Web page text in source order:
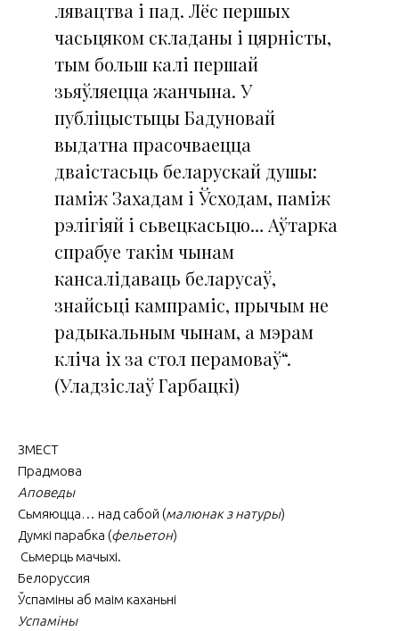
лявацтва і пад. Лёс першых
часьцяком складаны і цярністы,
тым больш калі першай
зьяўляецца жанчына. У
публіцыстыцы Бадуновай
выдатна прасочваецца
дваістасьць беларускай душы:
паміж Захадам і Ўсходам, паміж
рэлігіяй і сьвецкасьцю… Аўтарка
спрабуе такім чынам
кансалідаваць беларусаў,
знайсьці кампраміс, прычым не
радыкальным чынам, а мэрам
кліча іх за стол перамоваў“.
(Уладзіслаў Гарбацкі)
ЗМЕСТ
Прадмова
Аповеды
Сьмяюцца… над сабой (малюнак з натуры)
Думкі парабка (фельетон)
Сьмерць мачыхі.
Белоруссия
Ўспаміны аб маім каханьні
Успаміны